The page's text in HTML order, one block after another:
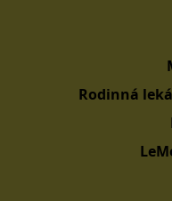
Rodinná